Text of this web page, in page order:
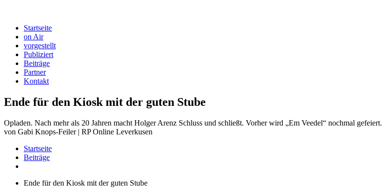
Startseite
on Air
vorgestellt
Publiziert
Beiträge
Partner
Kontakt
Ende für den Kiosk mit der guten Stube
Opladen. Nach mehr als 20 Jahren macht Holger Arenz Schluss und schließt. Vorher wird „Em Veedel“ nochmal gefeiert.
von Gabi Knops-Feiler | RP Online Leverkusen
Startseite
Beiträge
Ende für den Kiosk mit der guten Stube